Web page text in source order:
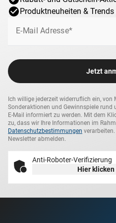
Produktneuheiten &
E-Mail Adresse*
Jetzt
Ich willige jederzeit widerruflich ein, von
Sonderaktionen und Gewinnspiele
E-Mail informiert zu werden. Mit dem
zu, dass wir Ihre Informationen im
Datenschutzbestimmungen
Newsletter abmelden.
Anti-Roboter-Verifizierung
Hier klicken